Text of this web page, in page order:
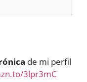
de mi perfil
3lpr3mC